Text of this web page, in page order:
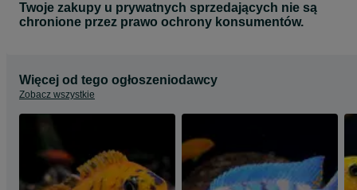
Twoje zakupy u prywatnych sprzedających nie są
chronione przez prawo ochrony konsumentów.
Więcej od tego ogłoszeniodawcy
Zobacz wszystkie